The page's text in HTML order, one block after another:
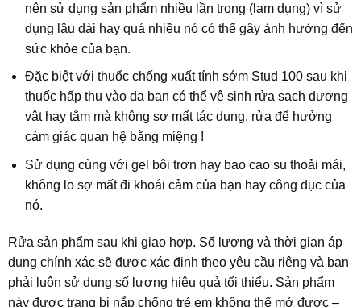
nên sử dụng sản phẩm nhiều lần trong (lam dụng) vì sử
dụng lâu dài hay quá nhiều nó có thể gây ảnh hưởng đến
sức khỏe của bạn.
Đặc biệt với thuốc chống xuất tính sớm Stud 100 sau khi
thuốc hấp thụ vào da bạn có thể vệ sinh rửa sạch dương
vật hay tắm mà không sợ mất tác dụng, rửa để hưởng
cảm giác quan hệ bằng miệng !
Sử dụng cùng với gel bôi trơn hay bao cao su thoải mái,
không lo sợ mất đi khoái cảm của bạn hay công dục của
nó.
Rửa sản phẩm sau khi giao hợp. Số lượng và thời gian áp
dụng chính xác sẽ được xác định theo yêu cầu riêng và bạn
phải luôn sử dụng số lượng hiệu quả tối thiểu. Sản phẩm
này được trang bị nắp chống trẻ em không thể mở được –